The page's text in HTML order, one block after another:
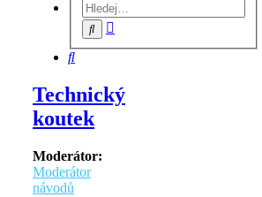
Hledat
Hledat
Technický
koutek
Moderátor:
Moderátor
návodů